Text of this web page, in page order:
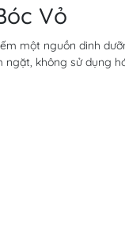
Vỏ
một nguồn dinh
không sử dụng